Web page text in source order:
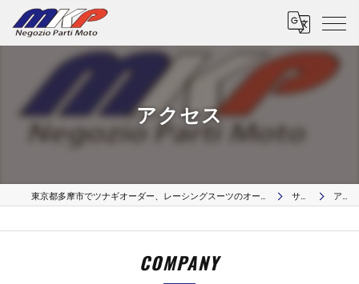
アクセス
サービス アクセス
COMPANY